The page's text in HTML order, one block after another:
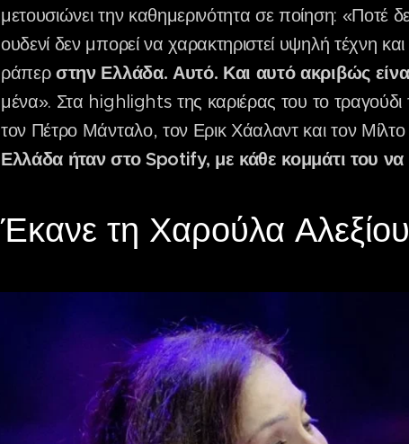
μετουσιώνει την καθημερινότητα σε ποίηση:
ουδενί δεν μπορεί να χαρακτηριστεί υψηλή τέχνη και
ράπερστην Ελλάδα. Αυτό. Και αυτό ακριβώς
μένα». Στα highlights της καριέρας του το τραγούδι
τον Πέτρο Μάνταλο, τον Ερικ Χάαλαντ και τον
Ελλάδα ήταν στο Spotify, με κάθε κομμάτι του να
Έκανε τη Χαρούλα